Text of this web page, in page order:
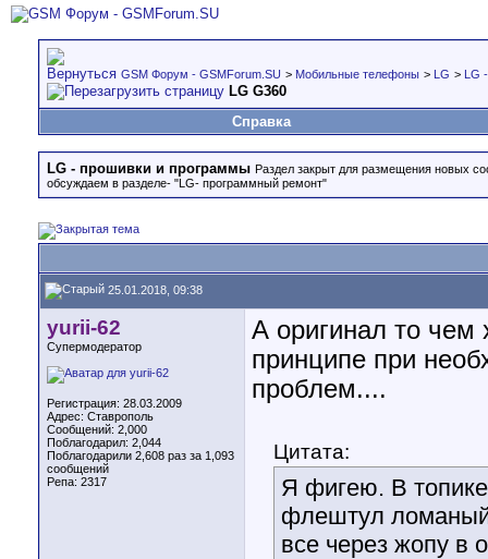
GSM Форум - GSMForum.SU > Мобильные телефоны > LG > LG
LG G360
Справка
LG - прошивки и программы Раздел закрыт для размещения новых
обсуждаем в разделе- "LG- программный ремонт"
25.01.2018, 09:38
yurii-62
Супермодератор
Регистрация: 28.03.2009
Адрес: Ставрополь
Сообщений: 2,000
Поблагодарил: 2,044
Поблагодарили 2,608 раз за 1,093
сообщений
Репа: 2317
А оригинал то чем
принципе при
проблем....
Цитата:
Я фигею. В
флештул
все через жопу в